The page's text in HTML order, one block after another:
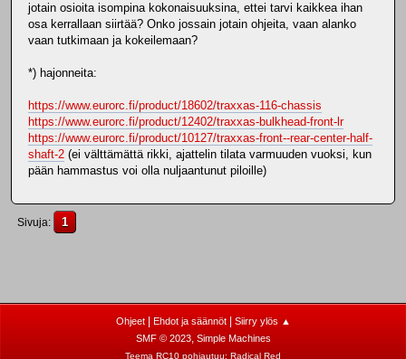
jotain osioita isompina kokonaisuuksina, ettei tarvi kaikkea ihan
osa kerrallaan siirtää? Onko jossain jotain ohjeita, vaan alanko
vaan tutkimaan ja kokeilemaan?
*) hajonneita:
https://www.eurorc.fi/product/18602/traxxas-116-chassis
https://www.eurorc.fi/product/12402/traxxas-bulkhead-front-lr
https://www.eurorc.fi/product/10127/traxxas-front--rear-center-half-
shaft-2 (ei välttämättä rikki, ajattelin tilata varmuuden vuoksi, kun
pään hammastus voi olla nuljaantunut piloille)
Sivuja 1
Ohjeet| Ehdot ja säännöt|
Siirry ylös ▲
SMF © 2023, Simple Machines
Teema RC10 pohjautuu: Radical Red